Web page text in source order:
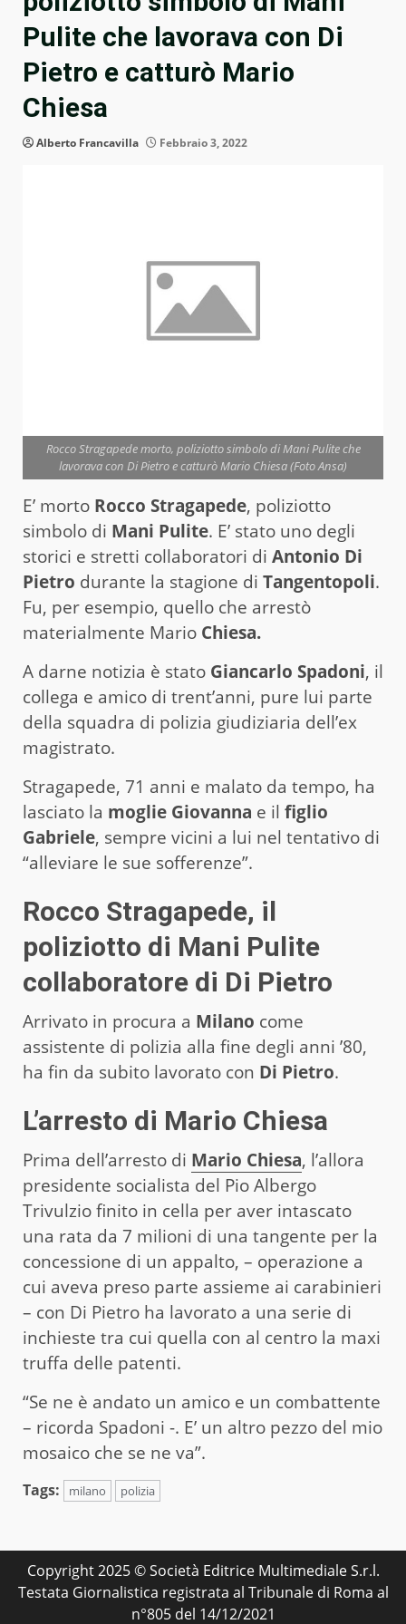
Pulite che lavorava con Di
Pietro e catturò Mario
Chiesa
Alberto Francavilla Febbraio 3, 2022
Rocco Stragapede morto, poliziotto simbolo di Mani Pulite che
lavorava con Di Pietro e catturò Mario Chiesa (Foto Ansa)
E’ morto Rocco Stragapede, poliziotto
simbolo di Mani Pulite. E’ stato uno degli
storici e stretti collaboratori di Antonio Di
Pietro durante la stagione di Tangentopoli.
Fu, per esempio, quello che arrestò
materialmente Mario Chiesa.
A darne notizia è stato Giancarlo Spadoni, il
collega e amico di trent’anni, pure lui parte
della squadra di polizia giudiziaria dell’ex
magistrato.
Stragapede, 71 anni e malato da tempo, ha
lasciato la moglie Giovanna e il figlio
Gabriele, sempre vicini a lui nel tentativo di
“alleviare le sue sofferenze”.
Rocco Stragapede, il
poliziotto di Mani Pulite
collaboratore di Di Pietro
Arrivato in procura a Milano come
assistente di polizia alla fine degli anni ’80,
ha fin da subito lavorato con Di Pietro.
L’arresto di Mario Chiesa
Prima dell’arresto di Mario Chiesa, l’allora
presidente socialista del Pio Albergo
Trivulzio finito in cella per aver intascato
una rata da 7 milioni di una tangente per la
concessione di un appalto, – operazione a
cui aveva preso parte assieme ai carabinieri
– con Di Pietro ha lavorato a una serie di
inchieste tra cui quella con al centro la maxi
truffa delle patenti.
“Se ne è andato un amico e un combattente
– ricorda Spadoni -. E’ un altro pezzo del mio
mosaico che se ne va”.
Tags: milano polizia
Copyright 2025 © Società Editrice Multimediale S.r.l.
Testata Giornalistica registrata al Tribunale di Roma al
n°805 del 14/12/2021